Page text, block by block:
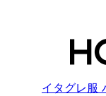
イタグレ服